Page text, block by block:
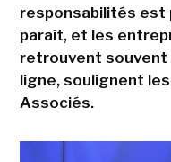
responsabilités est
paraît, et les
retrouvent souvent
ligne, soulignent
Associés.